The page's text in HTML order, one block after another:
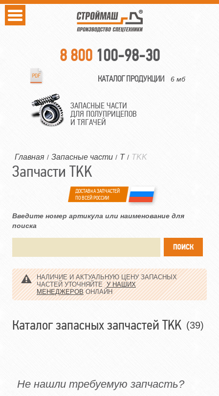
8 800 100-98-30
КАТАЛОГ ПРОДУКЦИИ 6 мб
ЗАПАСНЫЕ ЧАСТИ
ДЛЯ ПОЛУПРИЦЕПОВ
И ТЯГАЧЕЙ
Главная / Запасные части / T / TKK
Запчасти TKK
ДОСТАВКА ЗАПЧАСТЕЙ
ПО ВСЕЙ РОССИИ
Введите номер артикула или наименование для
поиска
НАЛИЧИЕ И АКТУАЛЬНУЮ ЦЕНУ ЗАПАСНЫХ
ЧАСТЕЙ УТОЧНЯЙТЕУ НАШИХ
МЕНЕДЖЕРОВОНЛАЙН
Каталог запасных запчастей TKK (39)
Не нашли требуемую запчасть?